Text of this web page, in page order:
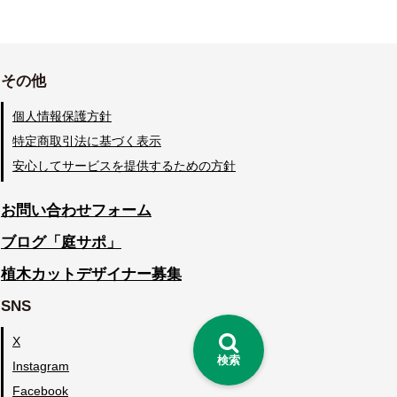
検索
その他
個人情報保護方針
特定商取引法に基づく表示
安心してサービスを提供するための方針
お問い合わせフォーム
ブログ「庭サポ」
植木カットデザイナー募集
SNS
X
Instagram
Facebook